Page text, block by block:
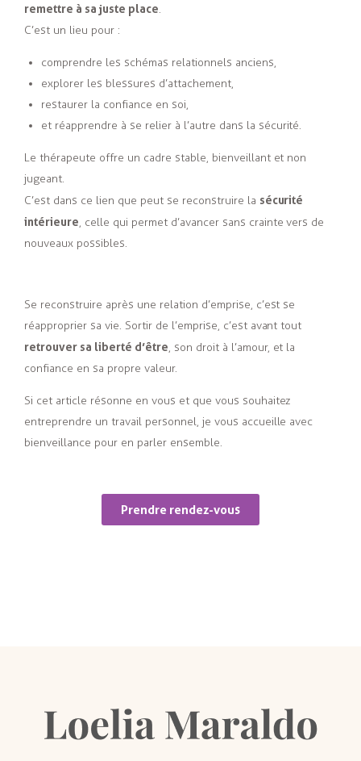
remettre à sa juste place.
C’est un lieu pour :
comprendre les schémas relationnels anciens,
explorer les blessures d’attachement,
restaurer la confiance en soi,
et réapprendre à se relier à l’autre dans la sécurité.
Le thérapeute offre un cadre stable, bienveillant et non
jugeant.
C’est dans ce lien que peut se reconstruire la sécurité
intérieure, celle qui permet d’avancer sans crainte vers de
nouveaux possibles.
Se reconstruire après une relation d’emprise, c’est se
réapproprier sa vie. Sortir de l’emprise, c’est avant tout
retrouver sa liberté d’être, son droit à l’amour, et la
confiance en sa propre valeur.
Si cet article résonne en vous et que vous souhaitez
entreprendre un travail personnel, je vous accueille avec
bienveillance pour en parler ensemble.
Prendre rendez-vous